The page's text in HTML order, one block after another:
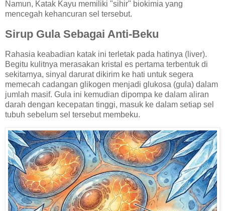
Namun, Katak Kayu memiliki "sihir" biokimia yang
mencegah kehancuran sel tersebut.
Sirup Gula Sebagai Anti-Beku
Rahasia keabadian katak ini terletak pada hatinya (liver).
Begitu kulitnya merasakan kristal es pertama terbentuk di
sekitarnya, sinyal darurat dikirim ke hati untuk segera
memecah cadangan glikogen menjadi glukosa (gula) dalam
jumlah masif. Gula ini kemudian dipompa ke dalam aliran
darah dengan kecepatan tinggi, masuk ke dalam setiap sel
tubuh sebelum sel tersebut membeku.